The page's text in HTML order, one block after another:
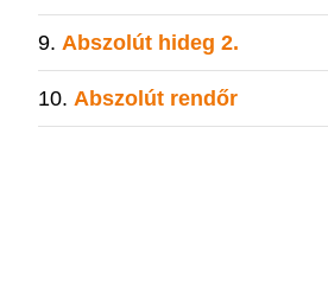
Abszolút hideg 2.
Abszolút rendőr